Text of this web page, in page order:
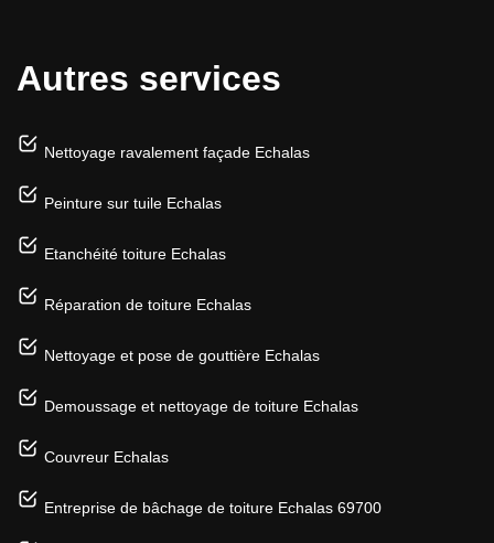
Autres services
Nettoyage ravalement façade Echalas
Peinture sur tuile Echalas
Etanchéité toiture Echalas
Réparation de toiture Echalas
Nettoyage et pose de gouttière Echalas
Demoussage et nettoyage de toiture Echalas
Couvreur Echalas
Entreprise de bâchage de toiture Echalas 69700